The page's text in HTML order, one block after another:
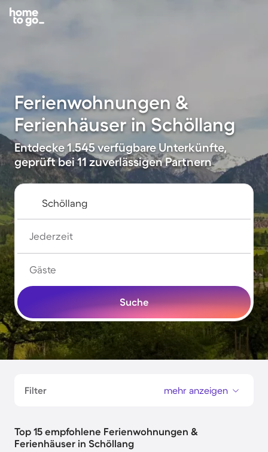
Ferienwohnungen &
Ferienhäuser in Schöllang
Entdecke 1.545 verfügbare Unterkünfte,
geprüft bei 11 zuverlässigen Partnern
Jederzeit
Gäste
Suche
Filter mehr anzeigen
Top 15 empfohlene Ferienwohnungen &
Ferienhäuser in Schöllang